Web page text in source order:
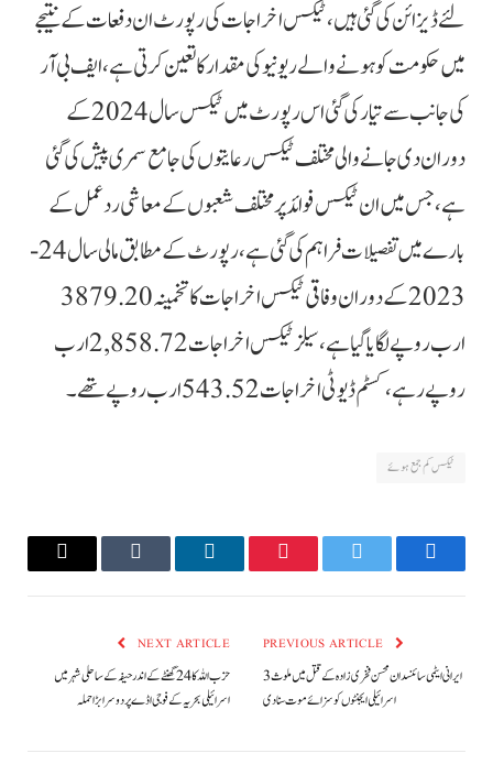
لئے ڈیزائن کی گئی ہیں، ٹیکس اخراجات کی رپورٹ ان دفعات کے نتیجے
میں حکومت کو ہونے والے ریونیو کی مقدار کا تعین کرتی ہے، ایف بی آر
کی جانب سے تیار کی گئی اس رپورٹ میں ٹیکس سال 2024 کے
دوران دی جانے والی مختلف ٹیکس رعایتوں کی جامع سمری پیش کی گئی
ہے، جس میں ان ٹیکس فوائد پر مختلف شعبوں کے معاشی ردعمل کے
بارے میں تفصیلات فراہم کی گئی ہے، رپورٹ کے مطابق مالی سال 24-
2023 کے دوران وفاقی ٹیکس اخراجات کا تخمینہ 3879.20
ارب روپے لگایا گیا ہے، سیلز ٹیکس اخراجات 2,858.72 ارب
روپے رہے، کسٹم ڈیوٹی اخراجات 543.52 ارب روپے تھے۔
ٹیکس کم جمع ہوئے
Facebook
Twitter
Pinterest
LinkedIn
Tumblr
Email
ایرانی ایٹمی سائنسدان محسن فخری زادہ کے قتل میں ملوث 3
اسرائیلی ایجنٹوں کو سزائے موت سنادی
NEXT ARTICLE
حزب اللہ کا 24 گھنٹے کے اندر حیفہ کے ساحلی شہر میں
اسرائیلی بحریہ کے فوجی اڈے پر دوسرا بڑا حملہ